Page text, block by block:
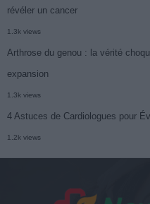
révéler un cancer
1.3k views
Arthrose du genou : la vérité
expansion
1.3k views
4 Astuces de Cardiologues pour
1.2k views